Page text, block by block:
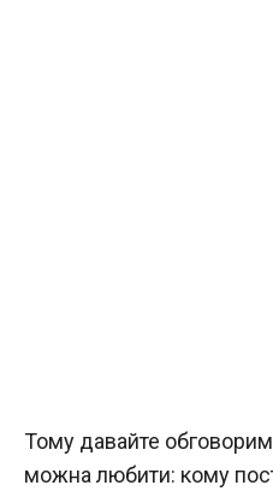
Тому давайте
можна любити: кому